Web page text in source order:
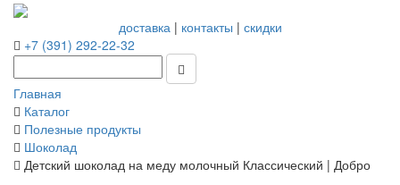
доставка| контакты | скидки
+7 (391) 292-22-32
Главная
Каталог
Полезные продукты
Шоколад
Детский шоколад на меду молочный Классический | Добро